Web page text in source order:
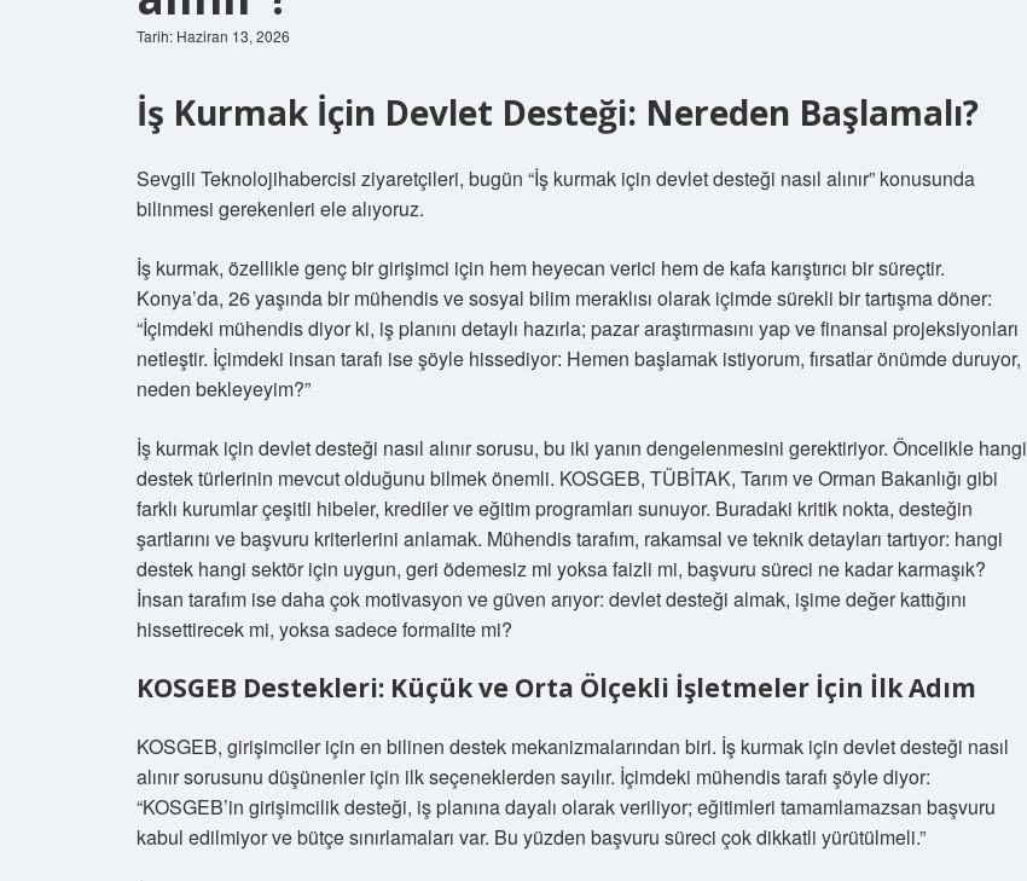
Tarih: Haziran 13, 2026
İş Kurmak İçin Devlet Desteği: Nereden Başlamalı?
Sevgili Teknolojihabercisi ziyaretçileri, bugün “İş kurmak için devlet desteği nasıl alınır” konusunda
bilinmesi gerekenleri ele alıyoruz.
İş kurmak, özellikle genç bir girişimci için hem heyecan verici hem de kafa karıştırıcı bir süreçtir.
Konya’da, 26 yaşında bir mühendis ve sosyal bilim meraklısı olarak içimde sürekli bir tartışma döner:
“İçimdeki mühendis diyor ki, iş planını detaylı hazırla; pazar araştırmasını yap ve finansal projeksiyonları
netleştir. İçimdeki insan tarafı ise şöyle hissediyor: Hemen başlamak istiyorum, fırsatlar önümde duruyor,
neden bekleyeyim?”
İş kurmak için devlet desteği nasıl alınır sorusu, bu iki yanın dengelenmesini gerektiriyor. Öncelikle hangi
destek türlerinin mevcut olduğunu bilmek önemli. KOSGEB, TÜBİTAK, Tarım ve Orman Bakanlığı gibi
farklı kurumlar çeşitli hibeler, krediler ve eğitim programları sunuyor. Buradaki kritik nokta, desteğin
şartlarını ve başvuru kriterlerini anlamak. Mühendis tarafım, rakamsal ve teknik detayları tartıyor: hangi
destek hangi sektör için uygun, geri ödemesiz mi yoksa faizli mi, başvuru süreci ne kadar karmaşık?
İnsan tarafım ise daha çok motivasyon ve güven arıyor: devlet desteği almak, işime değer kattığını
hissettirecek mi, yoksa sadece formalite mi?
KOSGEB Destekleri: Küçük ve Orta Ölçekli İşletmeler İçin İlk Adım
KOSGEB, girişimciler için en bilinen destek mekanizmalarından biri. İş kurmak için devlet desteği nasıl
alınır sorusunu düşünenler için ilk seçeneklerden sayılır. İçimdeki mühendis tarafı şöyle diyor:
“KOSGEB’in girişimcilik desteği, iş planına dayalı olarak veriliyor; eğitimleri tamamlamazsan başvuru
kabul edilmiyor ve bütçe sınırlamaları var. Bu yüzden başvuru süreci çok dikkatli yürütülmeli.”